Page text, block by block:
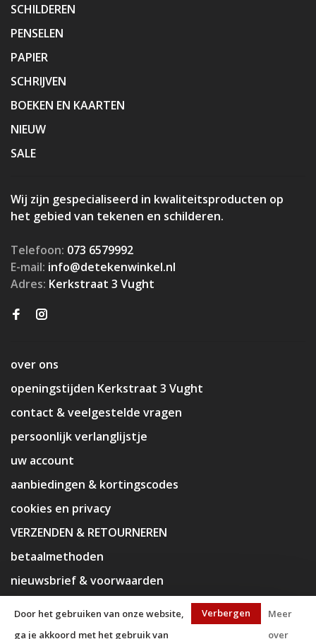
SCHILDEREN
PENSELEN
PAPIER
SCHRIJVEN
BOEKEN EN KAARTEN
NIEUW
SALE
Wij zijn gespecialiseerd in kwaliteitsproducten op
het gebied van tekenen en schilderen.
Telefoon: 073 6579992
E-mail: info@detekenwinkel.nl
Adres: Kerkstraat 3 Vught
over ons
openingstijden Kerkstraat 3 Vught
contact & veelgestelde vragen
persoonlijk verlanglijstje
uw account
aanbiedingen & kortingscodes
cookies en privacy
VERZENDEN & RETOURNEREN
betaalmethoden
nieuwsbrief & voorwaarden
Door het gebruiken van onze website,
ga je akkoord met het gebruik van
Verbergen
Meer
over